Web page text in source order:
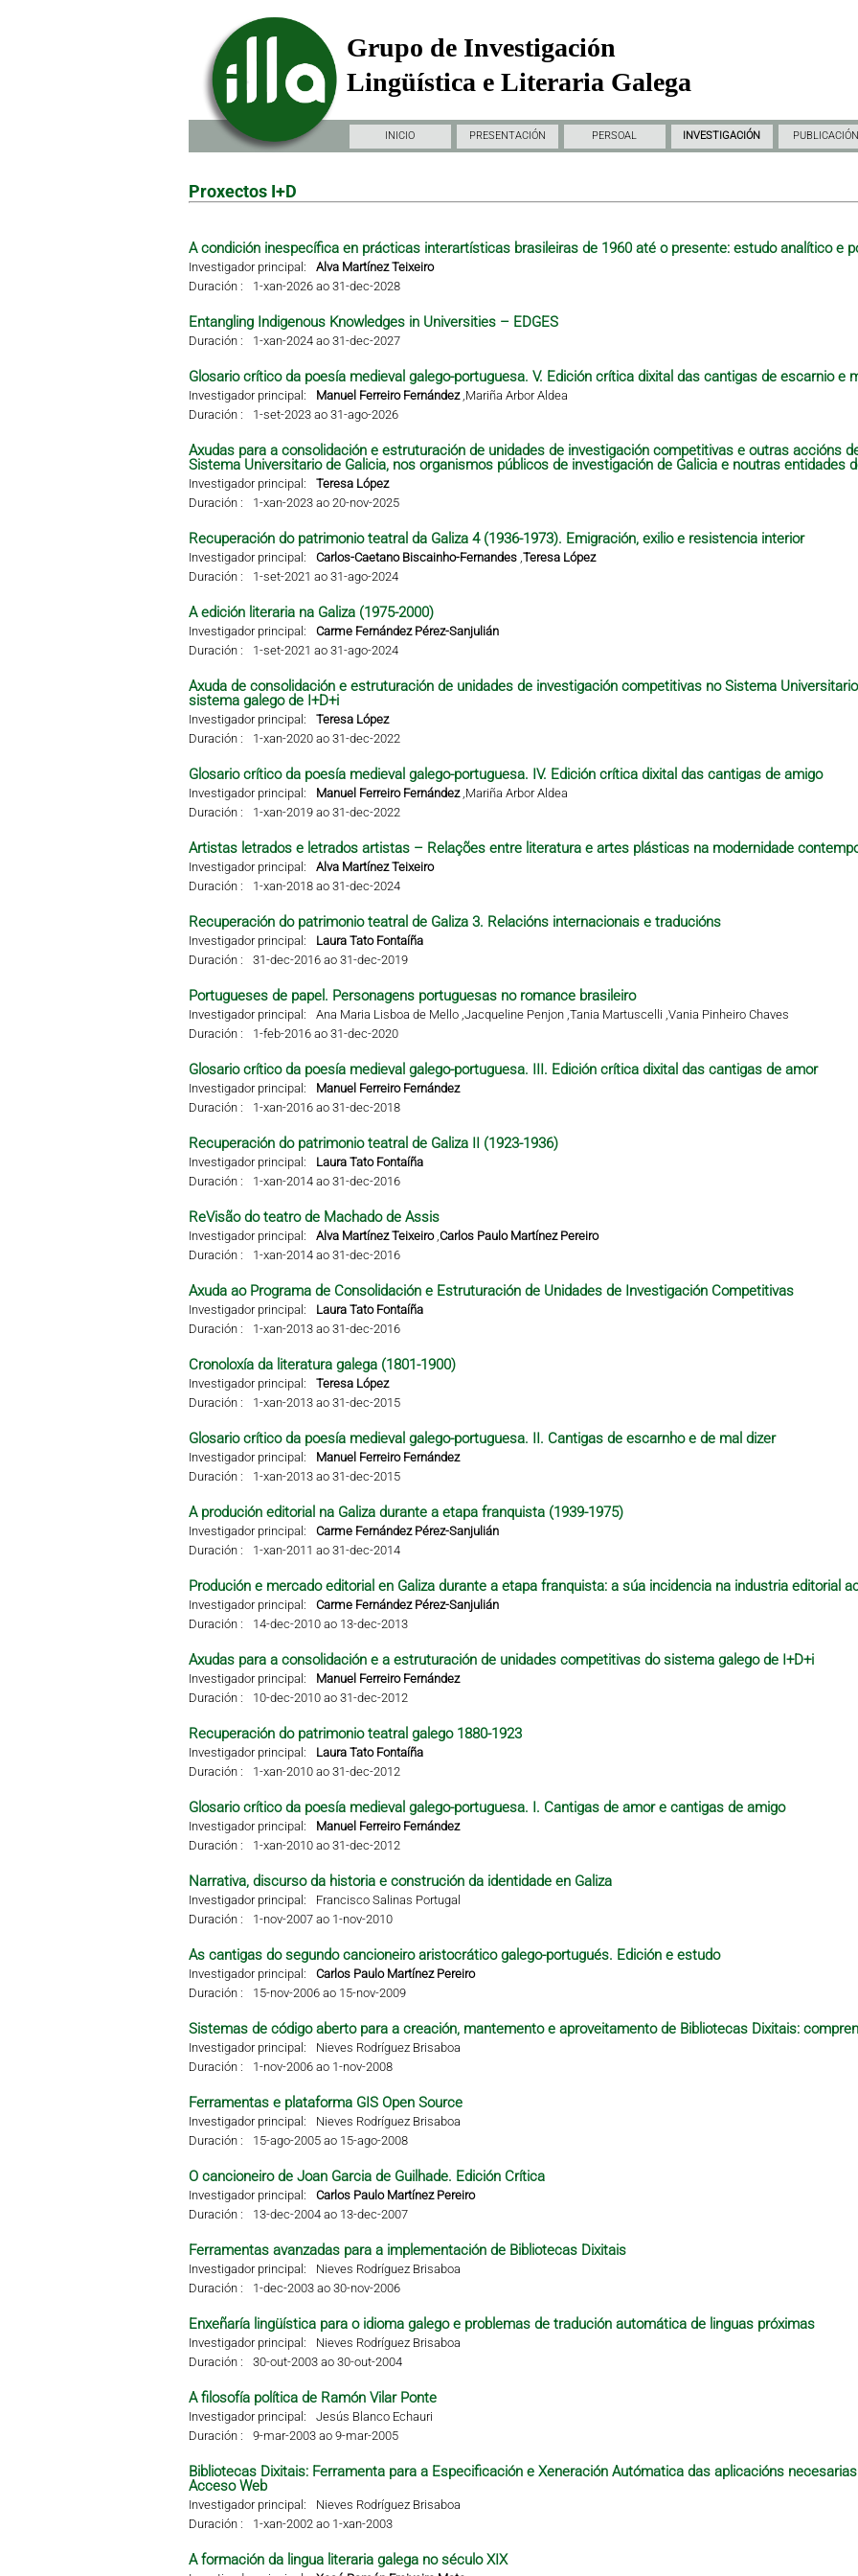
Grupo de Investigación
Lingüística e Literaria Galega
INICIO PRESENTACIÓN PERSOAL INVESTIGACIÓN
Proxectos I+D
A condición inespecífica en prácticas interartísticas brasileiras de 1960 até o presente: estudo analítico e
Investigador principal:
Alva Martínez Teixeiro
Duración :
1-xan-2026 ao 31-dec-2028
Entangling Indigenous Knowledges in Universities – EDGES
Duración : 1-xan-2024 ao 31-dec-2027
Glosario crítico da poesía medieval galego-portuguesa. V. Edición crítica dixital das cantigas de escarnio e
Investigador principal: Manuel Ferreiro Fernández,Mariña Arbor Aldea
Duración :
1-set-2023 ao 31-ago-2026
Axudas para a consolidación e estruturación de unidades de investigación competitivas e outras accións
Sistema Universitario de Galicia, nos organismos públicos de investigación de Galicia e noutras entidades
Investigador principal:
Teresa López
Duración :
1-xan-2023 ao 20-nov-2025
Recuperación do patrimonio teatral da Galiza 4 (1936-1973). Emigración, exilio e resistencia interior
Investigador principal: Carlos-Caetano Biscainho-Fernandes,Teresa López
Duración :
1-set-2021 ao 31-ago-2024
A edición literaria na Galiza (1975-2000)
Investigador principal:
Carme Fernández Pérez-Sanjulián
Duración :
1-set-2021 ao 31-ago-2024
Axuda de consolidación e estruturación de unidades de investigación competitivas no Sistema
sistema galego de I+D+i
Investigador principal:
Teresa López
Duración :
1-xan-2020 ao 31-dec-2022
Glosario crítico da poesía medieval galego-portuguesa. IV. Edición crítica dixital das cantigas de amigo
Investigador principal: Manuel Ferreiro Fernández,Mariña Arbor Aldea
Duración :
1-xan-2019 ao 31-dec-2022
Artistas letrados e letrados artistas – Relações entre literatura e artes plásticas na modernidade
Investigador principal:
Alva Martínez Teixeiro
Duración :
1-xan-2018 ao 31-dec-2024
Recuperación do patrimonio teatral de Galiza 3. Relacións internacionais e traducións
Investigador principal:
Laura Tato Fontaíña
Duración :
31-dec-2016 ao 31-dec-2019
Portugueses de papel. Personagens portuguesas no romance brasileiro
Investigador principal: Ana Maria Lisboa de Mello ,Jacqueline Penjon ,Tania Martuscelli ,Vania Pinheiro Chaves
Duración :
1-feb-2016 ao 31-dec-2020
Glosario crítico da poesía medieval galego-portuguesa. III. Edición crítica dixital das cantigas de amor
Investigador principal:
Manuel Ferreiro Fernández
Duración :
1-xan-2016 ao 31-dec-2018
Recuperación do patrimonio teatral de Galiza II (1923-1936)
Investigador principal:
Laura Tato Fontaíña
Duración :
1-xan-2014 ao 31-dec-2016
ReVisão do teatro de Machado de Assis
Investigador principal: Alva Martínez Teixeiro,Carlos Paulo Martínez Pereiro
Duración :
1-xan-2014 ao 31-dec-2016
Axuda ao Programa de Consolidación e Estruturación de Unidades de Investigación Competitivas
Investigador principal:
Laura Tato Fontaíña
Duración :
1-xan-2013 ao 31-dec-2016
Cronoloxía da literatura galega (1801-1900)
Investigador principal:
Teresa López
Duración :
1-xan-2013 ao 31-dec-2015
Glosario crítico da poesía medieval galego-portuguesa. II. Cantigas de escarnho e de mal dizer
Investigador principal:
Manuel Ferreiro Fernández
Duración :
1-xan-2013 ao 31-dec-2015
A produción editorial na Galiza durante a etapa franquista (1939-1975)
Investigador principal:
Carme Fernández Pérez-Sanjulián
Duración :
1-xan-2011 ao 31-dec-2014
Produción e mercado editorial en Galiza durante a etapa franquista: a súa incidencia na industria editorial
Investigador principal:
Carme Fernández Pérez-Sanjulián
Duración :
14-dec-2010 ao 13-dec-2013
Axudas para a consolidación e a estruturación de unidades competitivas do sistema galego de I+D+i
Investigador principal:
Manuel Ferreiro Fernández
Duración :
10-dec-2010 ao 31-dec-2012
Recuperación do patrimonio teatral galego 1880-1923
Investigador principal:
Laura Tato Fontaíña
Duración :
1-xan-2010 ao 31-dec-2012
Glosario crítico da poesía medieval galego-portuguesa. I. Cantigas de amor e cantigas de amigo
Investigador principal:
Manuel Ferreiro Fernández
Duración :
1-xan-2010 ao 31-dec-2012
Narrativa, discurso da historia e construción da identidade en Galiza
Investigador principal:
Francisco Salinas Portugal
Duración :
1-nov-2007 ao 1-nov-2010
As cantigas do segundo cancioneiro aristocrático galego-portugués. Edición e estudo
Investigador principal:
Carlos Paulo Martínez Pereiro
Duración :
15-nov-2006 ao 15-nov-2009
Sistemas de código aberto para a creación, mantemento e aproveitamento de Bibliotecas Dixitais:
Investigador principal:
Nieves Rodríguez Brisaboa
Duración :
1-nov-2006 ao 1-nov-2008
Ferramentas e plataforma GIS Open Source
Investigador principal:
Nieves Rodríguez Brisaboa
Duración :
15-ago-2005 ao 15-ago-2008
O cancioneiro de Joan Garcia de Guilhade. Edición Crítica
Investigador principal:
Carlos Paulo Martínez Pereiro
Duración :
13-dec-2004 ao 13-dec-2007
Ferramentas avanzadas para a implementación de Bibliotecas Dixitais
Investigador principal:
Nieves Rodríguez Brisaboa
Duración :
1-dec-2003 ao 30-nov-2006
Enxeñaría lingüística para o idioma galego e problemas de tradución automática de linguas próximas
Investigador principal:
Nieves Rodríguez Brisaboa
Duración :
30-out-2003 ao 30-out-2004
A filosofía política de Ramón Vilar Ponte
Investigador principal:
Jesús Blanco Echauri
Duración :
9-mar-2003 ao 9-mar-2005
Bibliotecas Dixitais: Ferramenta para a Especificación e Xeneración Autómatica das aplicacións
Acceso Web
Investigador principal:
Nieves Rodríguez Brisaboa
Duración :
1-xan-2002 ao 1-xan-2003
A formación da lingua literaria galega no século XIX